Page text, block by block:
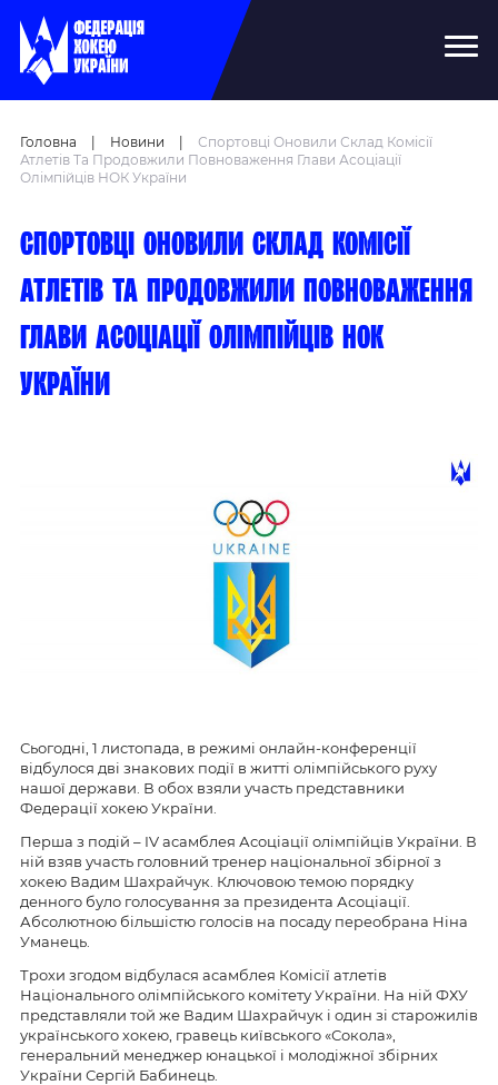
Головна Новини
Спортовці Оновили Склад Комісії
Атлетів Та Продовжили Повноваження Глави Асоціації
Олімпійців НОК України
Спортовці оновили склад Комісії
атлетів та продовжили повноваження
глави Асоціації олімпійців НОК
України
Сьогодні, 1 листопада, в режимі онлайн-конференції
відбулося дві знакових події в житті олімпійського руху
нашої держави. В обох взяли участь представники
Федерації хокею України.
Перша з подій – IV асамблея Асоціації олімпійців України. В
ній взяв участь головний тренер національної збірної з
хокею Вадим Шахрайчук. Ключовою темою порядку
денного було голосування за президента Асоціації.
Абсолютною більшістю голосів на посаду переобрана Ніна
Уманець.
Трохи згодом відбулася асамблея Комісії атлетів
Національного олімпійського комітету України. На ній ФХУ
представляли той же Вадим Шахрайчук і один зі старожилів
українського хокею, гравець київського «Сокола»,
генеральний менеджер юнацької і молодіжної збірних
України Сергій Бабинець.